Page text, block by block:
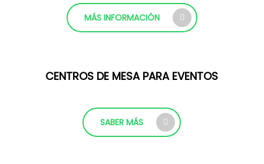
MÁS INFORMACIÓN
CENTROS DE MESA PARA EVENTOS
SABER MÁS